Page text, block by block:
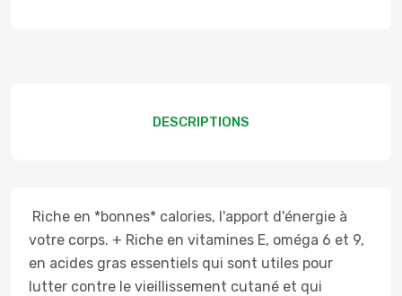
DESCRIPTIONS
Riche en *bonnes* calories, l'apport d'énergie à
votre corps. + Riche en vitamines E, oméga 6 et 9,
en acides gras essentiels qui sont utiles pour
lutter contre le vieillissement cutané et qui